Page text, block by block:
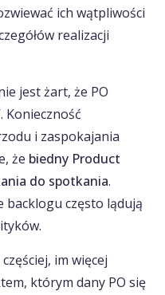
ich wątpliwości
realizacji
jest żart, że PO
Konieczność
i zaspokajania
że biedny Product
do spotkania.
backlogu często lądują
im więcej
którym dany PO się